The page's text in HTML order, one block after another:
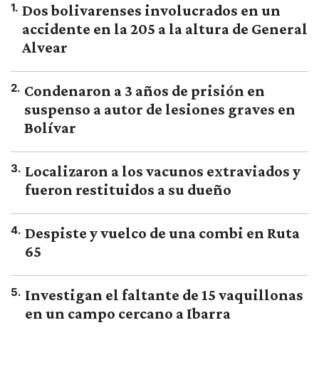
1. Dos bolivarenses involucrados en un
accidente en la 205 a la altura de General
Alvear
2. Condenaron a 3 años de prisión en
suspenso a autor de lesiones graves en
Bolívar
3. Localizaron a los vacunos extraviados y
fueron restituidos a su dueño
4. Despiste y vuelco de una combi en Ruta
65
5. Investigan el faltante de 15 vaquillonas
en un campo cercano a Ibarra